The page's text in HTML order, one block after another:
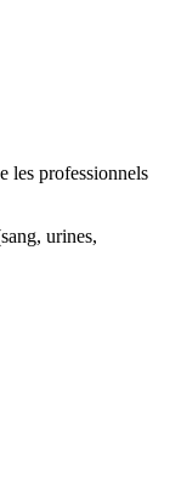
les professionnels
urines,